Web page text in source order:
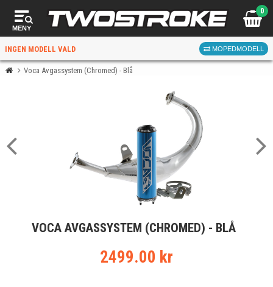
MENY
0
INGEN MODELL VALD MOPEDMODELL
FÖR RÄTT DELAR
VÄLJ
När du valt kommer butiken visa delar för vald moped
Voca Avgassystem (Chromed) - Blå
VOCA AVGASSYSTEM (CHROMED) - BLÅ
2499.00 kr